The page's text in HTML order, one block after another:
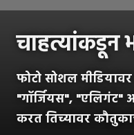
फोटो सोशल
"गॉर्जियस",
करत तिच्यावर